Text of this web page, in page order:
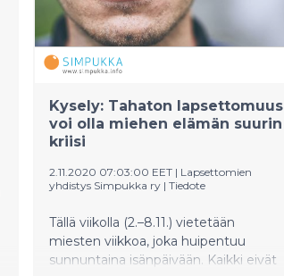
edistää Yhteinen Pälkäne -hanke,
jonka viestintäkoordinaattori Lumia
Huhdanpää-Jais sai naapuriapua
hädän hetkellä.
Kysely: Tahaton lapsettomuus
voi olla miehen elämän suurin
kriisi
2.11.2020 07:03:00 EET | Lapsettomien
yhdistys Simpukka ry | Tiedote
Tällä viikolla (2.–8.11.) vietetään
miesten viikkoa, joka huipentuu
sunnuntaina isänpäivään. Kaikki eivät